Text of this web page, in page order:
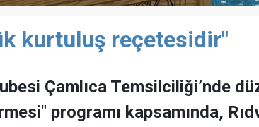
kurtuluş reçetesidir"
Çamlıca Temsilciliği’nde
programı kapsamında,